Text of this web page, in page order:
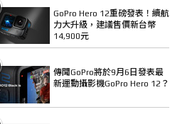
GoPro Hero 12重磅發表！續航
力大升級，建議售價新台幣
14,900元
傳聞GoPro將於9月6日發表最
新運動攝影機GoPro Hero 12？